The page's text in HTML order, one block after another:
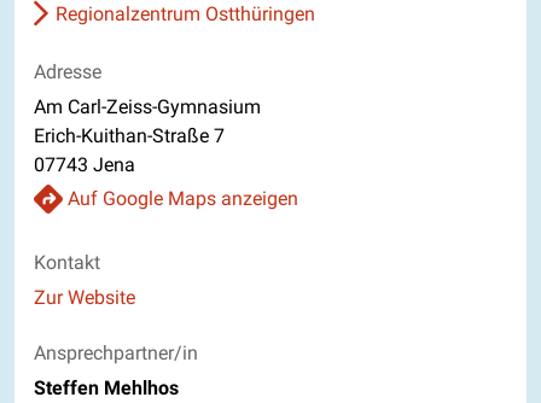
Regionalzentrum Ostthüringen
Adresse
Am Carl-Zeiss-Gymnasium
Erich-Kuithan-Straße 7
07743 Jena
Auf Google Maps anzeigen
Kontakt
Website
Zur Website
Ansprechpartner/in
Steffen Mehlhos